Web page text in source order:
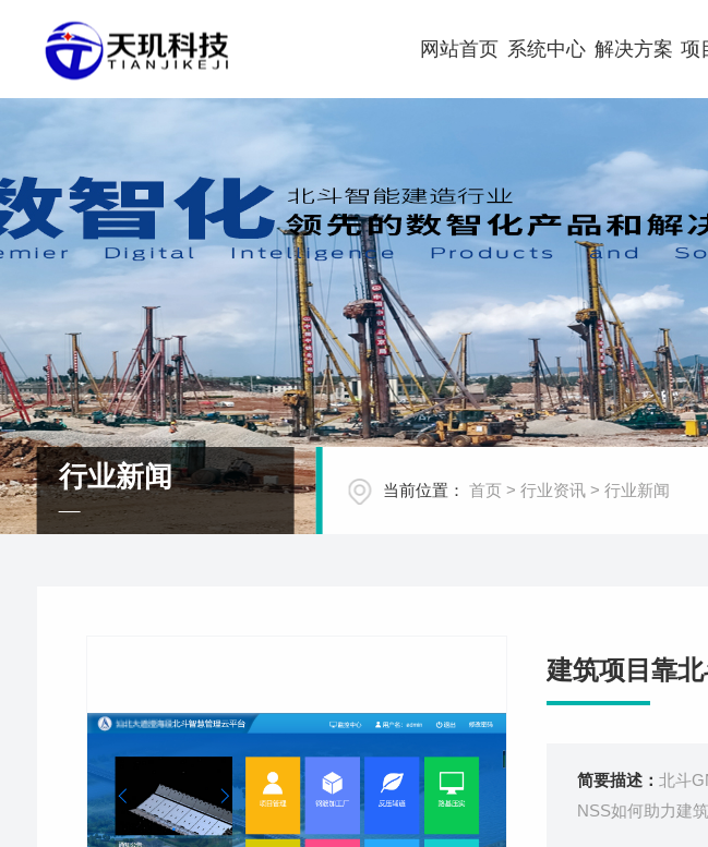
网站首页 系统中心 解决方案 项
行业新闻 当前位置： 首页 > 行业资讯> 行业新闻
建筑项目靠
简要描述： 北斗
NSS如何助力建